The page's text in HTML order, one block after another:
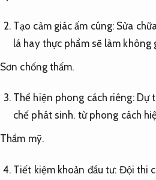
Tạo cảm giác ấm cúng: Sửa
lá hay thực phẩm sẽ làm không
Sơn chống thấm.
Thể hiện phong cách riêng: Dự
chế phát sinh. từ phong cách
Thẩm mỹ.
Tiết kiệm khoản đầu tư: Đội thi